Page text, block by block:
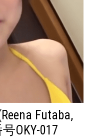
Futaba,
OKY-017